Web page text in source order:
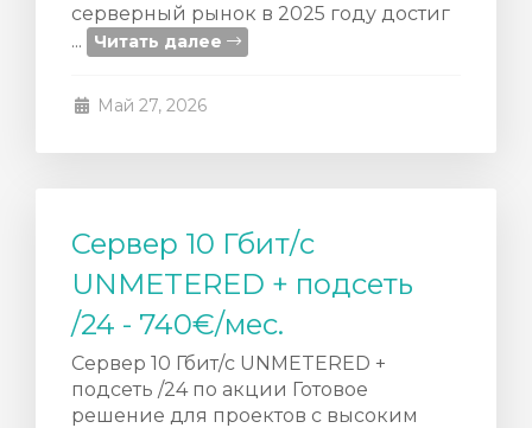
серверный рынок в 2025 году достиг
...
Читать далее
Май 27, 2026
Сервер 10 Гбит/с
UNMETERED + подсеть
/24 - 740€/мес.
Сервер 10 Гбит/с UNMETERED +
подсеть /24 по акции Готовое
решение для проектов с высоким